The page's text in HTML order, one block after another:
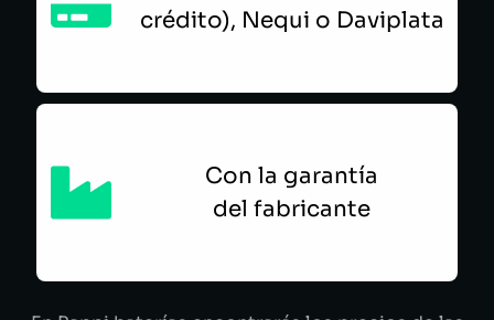
crédito), Nequi o Daviplata
Con la garantía
del fabricante